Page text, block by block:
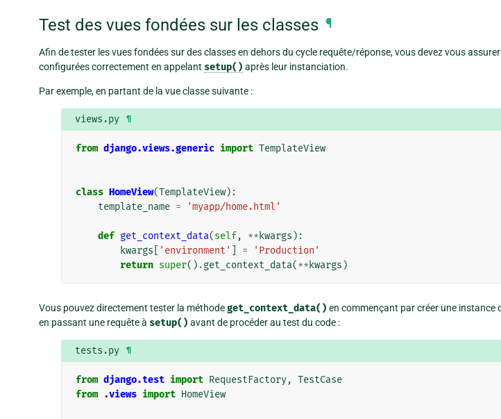
Test des vues fondées sur les classes ¶
Afin de tester les vues fondées sur des classes en dehors du cycle requête/réponse, vous devez vous assurer
configurées correctement en appelant setup() après leur instanciation.
Par exemple, en partant de la vue classe suivante :
views.py ¶
from django.views.generic import TemplateView
class HomeView(TemplateView):
template_name = 'myapp/home.html'
def get_context_data(self, ** kwargs ):
kwargs
'environment' =
'Production'
return super() .get_context_data(** kwargs )
Vous pouvez directement tester la méthodeget_context_data() en commençant par créer une instance
en passant une requête à setup() avant de procéder au test du code :
tests.py ¶
from django.test import RequestFactory, TestCase
from .views import HomeView